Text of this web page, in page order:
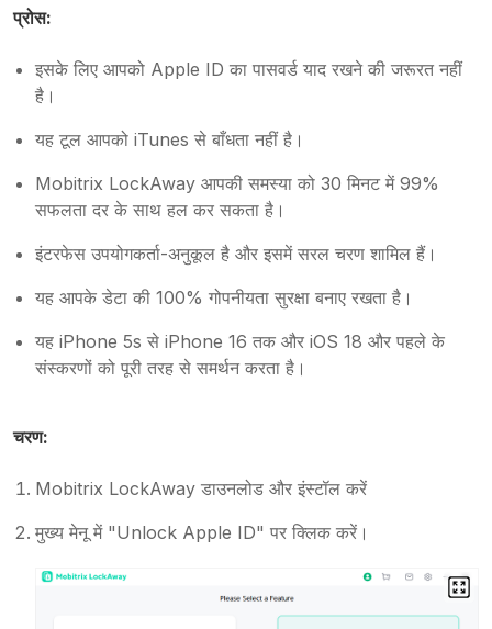
प्रोस:
इसके लिए आपको Apple ID का पासवर्ड याद रखने की जरूरत नहीं
है।
यह टूल आपको iTunes से बाँधता नहीं है।
Mobitrix LockAway आपकी समस्या को 30 मिनट में 99%
सफलता दर के साथ हल कर सकता है।
इंटरफेस उपयोगकर्ता-अनुकूल है और इसमें सरल चरण शामिल हैं।
यह आपके डेटा की 100% गोपनीयता सुरक्षा बनाए रखता है।
यह iPhone 5s से iPhone 16 तक और iOS 18 और पहले के
संस्करणों को पूरी तरह से समर्थन करता है।
चरण:
Mobitrix LockAway डाउनलोड और इंस्टॉल करें
मुख्य मेनू में "Unlock Apple ID" पर क्लिक करें।